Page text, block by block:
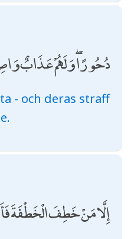
دُحُورًا ۖ وَلَهُمْ عَذَابٌ
- och deras straff
إِلَّا مَنْ خَطِفَ الْخَطْفَةَ